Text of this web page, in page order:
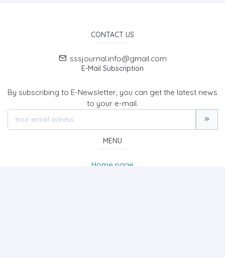
CONTACT US
sssjournal.info@gmail.com
E-Mail Subscription
By subscribing to E-Newsletter, you can get the latest news
to your e-mail.
MENU
Home page